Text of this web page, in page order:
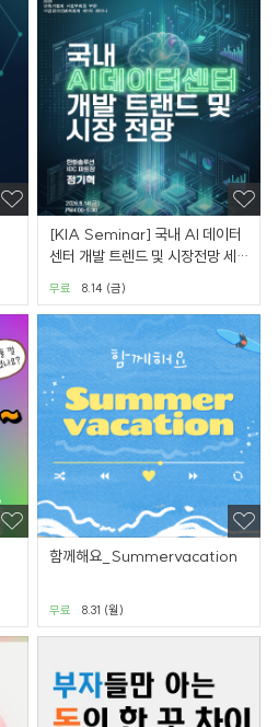
[KIA Seminar] 국내 AI 데이터
센터 개발 트렌드 및 시장전망 세
8.14 (금)
무료
함께해요_Summervacation
8.31 (월)
무료